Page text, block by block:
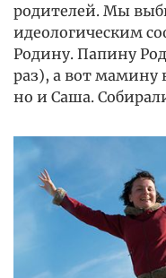
родителей. Мы
идеологическим
Родину. Папину
раз), а вот мамину
но и Саша.